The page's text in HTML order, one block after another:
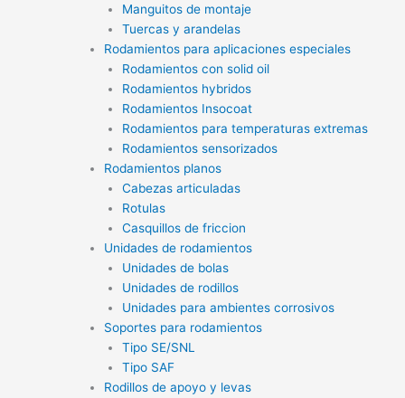
Manguitos de montaje
Tuercas y arandelas
Rodamientos para aplicaciones especiales
Rodamientos con solid oil
Rodamientos hybridos
Rodamientos Insocoat
Rodamientos para temperaturas extremas
Rodamientos sensorizados
Rodamientos planos
Cabezas articuladas
Rotulas
Casquillos de friccion
Unidades de rodamientos
Unidades de bolas
Unidades de rodillos
Unidades para ambientes corrosivos
Soportes para rodamientos
Tipo SE/SNL
Tipo SAF
Rodillos de apoyo y levas